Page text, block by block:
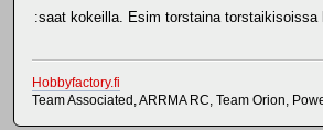
:saat kokeilla. Esim torstaina torstaikisoissa
Hobbyfactory.fi
Team Associated, ARRMA RC, Team Orion,